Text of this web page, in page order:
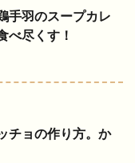
手羽のスープカレ
べ尽くす！
チョの作り方。か